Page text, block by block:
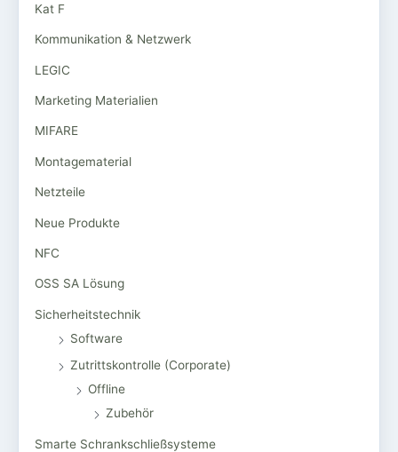
Kat F
Kommunikation & Netzwerk
LEGIC
Marketing Materialien
MIFARE
Montagematerial
Netzteile
Neue Produkte
NFC
OSS SA Lösung
Sicherheitstechnik
Software
Zutrittskontrolle (Corporate)
Offline
Zubehör
Smarte Schrankschließsysteme